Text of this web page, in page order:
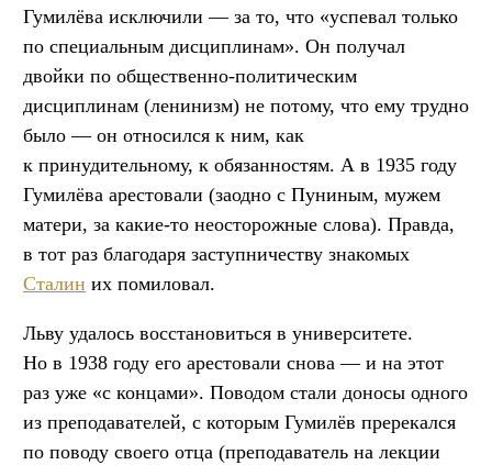
Гумилёва исключили — за то, что «успевал только
по специальным дисциплинам». Он получал
двойки по общественно-политическим
дисциплинам (ленинизм) не потому, что ему трудно
было — он относился к ним, как
к принудительному, к обязанностям. А в 1935 году
Гумилёва арестовали (заодно с Пуниным, мужем
матери, за какие-то неосторожные слова). Правда,
в тот раз благодаря заступничеству знакомых
Сталин их помиловал.
Льву удалось восстановиться в университете.
Но в 1938 году его арестовали снова — и на этот
раз уже «с концами». Поводом стали доносы одного
из преподавателей, с которым Гумилёв пререкался
по поводу своего отца (преподаватель на лекции